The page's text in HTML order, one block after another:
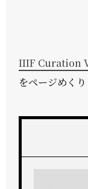
IIIF Curation
をページめくり